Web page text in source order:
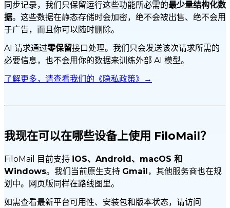
同步记录，我们只保留运行这些功能所必需的最少量结构化数
据。这些数据在静态存储时会加密，绝不会被出售、绝不会用
于广告，而且你可以随时删除。
AI 请求通过零保留接口处理。我们只会发送该次请求所需的
必要信息，也不会用你的数据来训练外部 AI 模型。
了解更多，请查看我们的《隐私政策》→
我现在可以在哪些设备上使用 FiloMail？
FiloMail 目前支持 iOS、Android、macOS 和
Windows。我们当前原生支持 Gmail，其他服务商也在规
划中。网页版同样在路线图里。
如需查看最新平台可用性、安装包和版本状态，请访问